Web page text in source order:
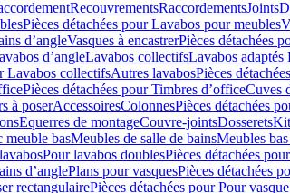
RecouvrementsRaccordementsJoints
Pièces détachées pour Lavabos pour meubles
d’angleVasques à encastrerPièces détachées
d’angleLavabos collectifsLavabos adaptés
Lavabos collectifsAutres lavabosPièces
Pièces détachées pour Timbres dʼofficeCuves
à poserAccessoiresColonnesPièces détachées
Equerres de montageCouvre-jointsDosserets
meuble basMeubles de salle de bainsMeubles
Pour lavabos doublesPièces détachées
d’anglePlans pour vasquesPièces détachées
rectangulairePièces détachées pour Pour